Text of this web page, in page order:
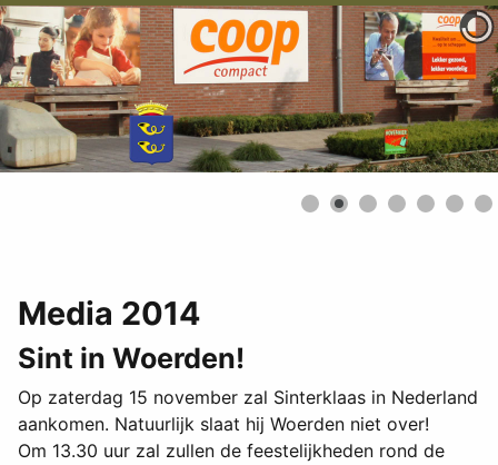
Media 2014
Sint in Woerden!
Op zaterdag 15 november zal Sinterklaas in Nederland
aankomen. Natuurlijk slaat hij Woerden niet over!
Om 13.30 uur zal zullen de feestelijkheden rond de